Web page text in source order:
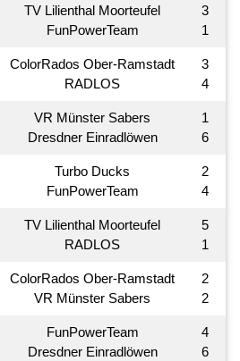
TV Lilienthal Moorteufel
FunPowerTeam
3
1
ColorRados Ober-Ramstadt
RADLOS
3
4
VR Münster Sabers
Dresdner Einradlöwen
1
6
Turbo Ducks
FunPowerTeam
2
4
TV Lilienthal Moorteufel
RADLOS
5
1
ColorRados Ober-Ramstadt
VR Münster Sabers
2
2
FunPowerTeam
Dresdner Einradlöwen
4
6